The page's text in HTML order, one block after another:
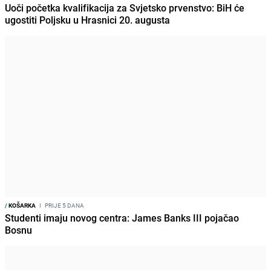
Uoči početka kvalifikacija za Svjetsko prvenstvo: BiH će
ugostiti Poljsku u Hrasnici 20. augusta
/KOŠARKA I PRIJE 5 DANA
Studenti imaju novog centra: James Banks III pojačao
Bosnu